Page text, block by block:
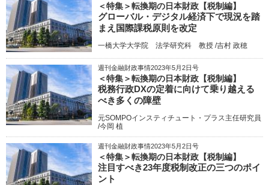
＜特集＞転換期の日本財政【税制編】
グローバル・デジタル経済下で現況を踏
まえ国際課税原則を改定
一橋大学大学院 法学研究科 教授 /吉村 政穂
週刊金融財政事情2023年5月2日号
＜特集＞転換期の日本財政【税制編】
税務行政DXの定着に向けて乗り越える
べき多くの障壁
元SOMPOインスティチュート・プラス主任研究員
/今岡 植
週刊金融財政事情2023年5月2日号
＜特集＞転換期の日本財政【税制編】
注目すべき23年度税制改正の三つのポイ
ント